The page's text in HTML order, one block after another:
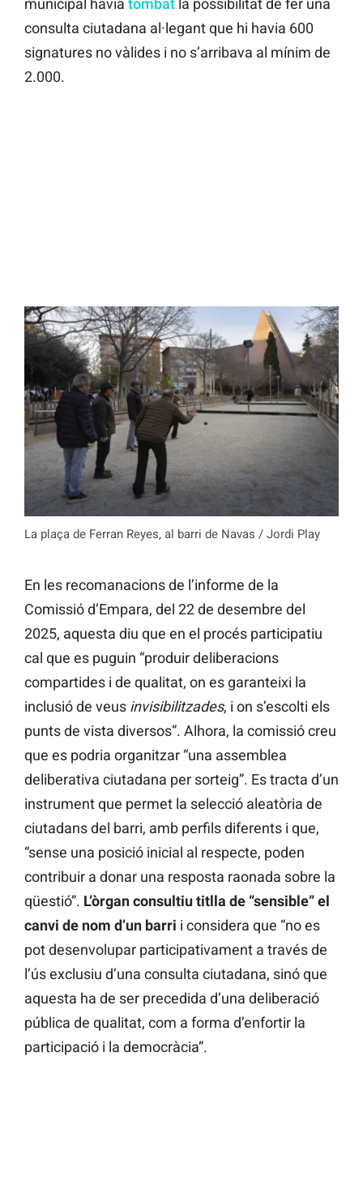
municipal havia tombat la possibilitat de fer una
consulta ciutadana al·legant que hi havia 600
signatures no vàlides i no s’arribava al mínim de
2.000.
La plaça de Ferran Reyes, al barri de Navas / Jordi Play
En les recomanacions de l’informe de la
Comissió d’Empara, del 22 de desembre del
2025, aquesta diu que en el procés participatiu
cal que es puguin “produir deliberacions
compartides i de qualitat, on es garanteixi la
inclusió de veus invisibilitzades, i on s’escolti els
punts de vista diversos”. Alhora, la comissió creu
que es podria organitzar “una assemblea
deliberativa ciutadana per sorteig”. Es tracta d’un
instrument que permet la selecció aleatòria de
ciutadans del barri, amb perfils diferents i que,
“sense una posició inicial al respecte, poden
contribuir a donar una resposta raonada sobre la
qüestió”. L’òrgan consultiu titlla de “sensible” el
canvi de nom d’un barri i considera que “no es
pot desenvolupar participativament a través de
l’ús exclusiu d’una consulta ciutadana, sinó que
aquesta ha de ser precedida d’una deliberació
pública de qualitat, com a forma d’enfortir la
participació i la democràcia”.